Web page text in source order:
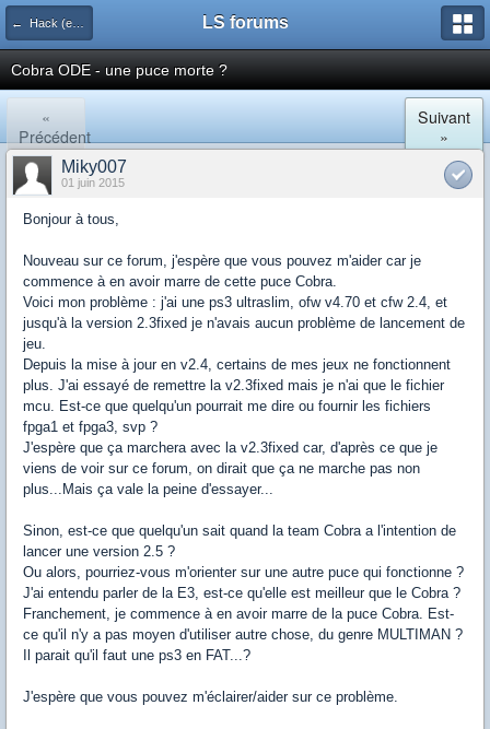
← Hack (exploits, homebrews...) LS forums
Cobra ODE - une puce morte ?
«
Précédent
Suivant
»
Miky007
01 juin 2015
Bonjour à tous,
Nouveau sur ce forum, j'espère que vous pouvez m'aider car je
commence à en avoir marre de cette puce Cobra.
Voici mon problème : j'ai une ps3 ultraslim, ofw v4.70 et cfw 2.4, et
jusqu'à la version 2.3fixed je n'avais aucun problème de lancement de
jeu.
Depuis la mise à jour en v2.4, certains de mes jeux ne fonctionnent
plus. J'ai essayé de remettre la v2.3fixed mais je n'ai que le fichier
mcu. Est-ce que quelqu'un pourrait me dire ou fournir les fichiers
fpga1 et fpga3, svp ?
J'espère que ça marchera avec la v2.3fixed car, d'après ce que je
viens de voir sur ce forum, on dirait que ça ne marche pas non
plus...Mais ça vale la peine d'essayer...
Sinon, est-ce que quelqu'un sait quand la team Cobra a l'intention de
lancer une version 2.5 ?
Ou alors, pourriez-vous m'orienter sur une autre puce qui fonctionne ?
J'ai entendu parler de la E3, est-ce qu'elle est meilleur que le Cobra ?
Franchement, je commence à en avoir marre de la puce Cobra. Est-
ce qu'il n'y a pas moyen d'utiliser autre chose, du genre MULTIMAN ?
Il parait qu'il faut une ps3 en FAT...?
J'espère que vous pouvez m'éclairer/aider sur ce problème.